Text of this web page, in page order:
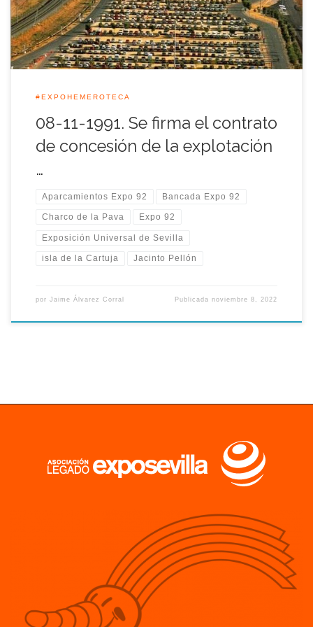
turismos, […]
#EXPOHEMEROTECA
08-11-1991. Se firma el contrato
de concesión de la explotación
…
Aparcamientos Expo 92 Bancada Expo 92
Charco de la Pava Expo 92
Exposición Universal de Sevilla
isla de la Cartuja Jacinto Pellón
por Jaime Álvarez Corral Publicadanoviembre 8, 2022